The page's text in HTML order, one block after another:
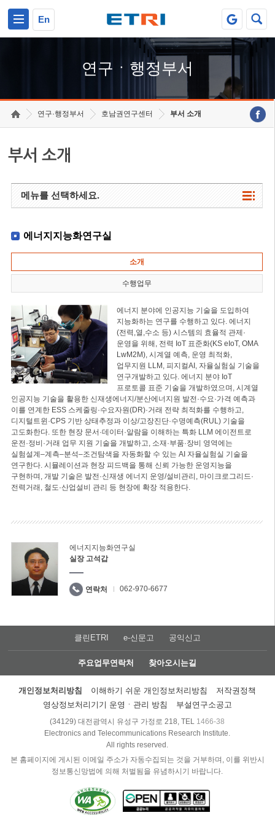
En
연구ㆍ행정부서
연구·행정부서 호남권연구센터 부서 소개
부서 소개
메뉴를 선택하세요.
에너지지능화연구실
소개
수행업무
에너지 분야에 인공지능 기술을 도입하여
지능화하는 연구를 수행하고 있다. 에너지
(전력,열,수소 등) 시스템의 효율적 관제·
운영을 위해, 전력 IoT 표준화(KS eIoT, OMA
LwM2M), 시계열 예측, 운영 최적화,
업무지원 LLM, 피지컬AI, 자율실험실 기술을
연구개발하고 있다. 에너지 분야 IoT
프로토콜 표준 기술을 개발하였으며, 시계열
인공지능 기술을 활용한 신재생에너지/분산에너지원 발전·수요·가격 예측과
이를 연계한 ESS 스케줄링·수요자원(DR)·거래 전략 최적화를 수행하고,
디지털트윈·CPS 기반 상태추정과 이상/고장진단·수명예측(RUL) 기술을
고도화한다. 또한 현장 문서·데이터·알람을 이해하는 특화 LLM 에이전트로
운전·정비·거래 업무 지원 기술을 개발하고, 소재·부품·장비 영역에는
실험설계–계측–분석–조건탐색을 자동화할 수 있는 AI 자율실험실 기술을
연구한다. 시뮬레이션과 현장 피드백을 통해 신뢰 가능한 운영지능을
구현하며, 개발 기술은 발전·신재생 에너지 운영/설비관리, 마이크로그리드·
전력거래, 철도·산업설비 관리 등 현장에 확장 적용한다.
에너지지능화연구실
실장 고석갑
연락처 062-970-6677
클린ETRI e-신문고 공익신고
주요업무연락처 찾아오시는길
개인정보처리방침 이해하기 쉬운 개인정보처리방침
저작권정책
영상정보처리기기 운영ㆍ관리 방침
부설연구소공고
(34129) 대전광역시 유성구 가정로 218, TEL 1466-38
Electronics and Telecommunications Research Institute.
All rights reserved.
본 홈페이지에 게시된 이메일 주소가 자동수집되는 것을 거부하며, 이를 위반시
정보통신망법에 의해 처벌됨을 유념하시기 바랍니다.